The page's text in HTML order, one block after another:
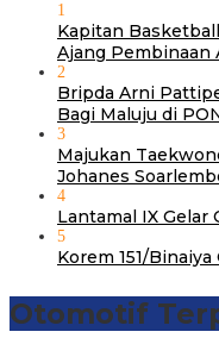
1
Kapitan
Ajang Pembinaan
2
Bripda Arni
Bagi Maluju di
3
Majukan
Johanes
4
Lantamal IX Gelar
5
Korem 151/
Otomotif